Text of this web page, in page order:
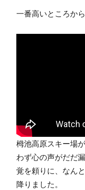
一番高いところか
栂池高原スキー場
わず心の声がだだ
覚を頼りに、なん
降りました。